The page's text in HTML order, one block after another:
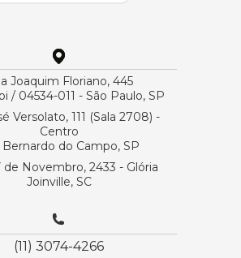
Joaquim Floriano, 445
/ 04534-011 - São Paulo, SP
Versolato, 111 (Sala 2708) -
Centro
Bernardo do Campo, SP
de Novembro, 2433 - Glória
Joinville, SC
(11) 3074-4266